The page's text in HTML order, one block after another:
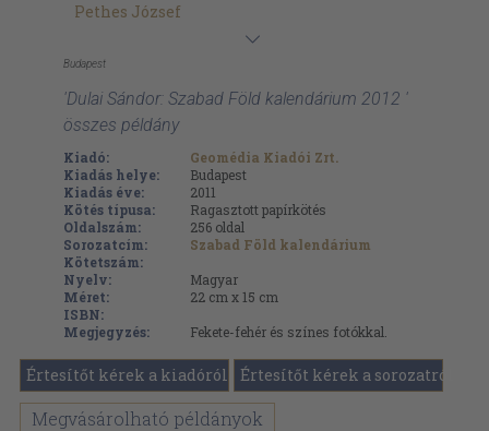
Pethes József
Budapest
'Dulai Sándor: Szabad Föld kalendárium 2012 '
összes példány
Kiadó:
Geomédia Kiadói Zrt.
Kiadás helye:
Budapest
Kiadás éve:
2011
Kötés típusa:
Ragasztott papírkötés
Oldalszám:
256 oldal
Sorozatcím:
Szabad Föld kalendárium
Kötetszám:
Nyelv:
Magyar
Méret:
22 cm x 15 cm
ISBN:
Megjegyzés:
Fekete-fehér és színes fotókkal.
Értesítőt kérek a kiadóról Értesítőt kérek a sorozatról
Megvásárolható példányok